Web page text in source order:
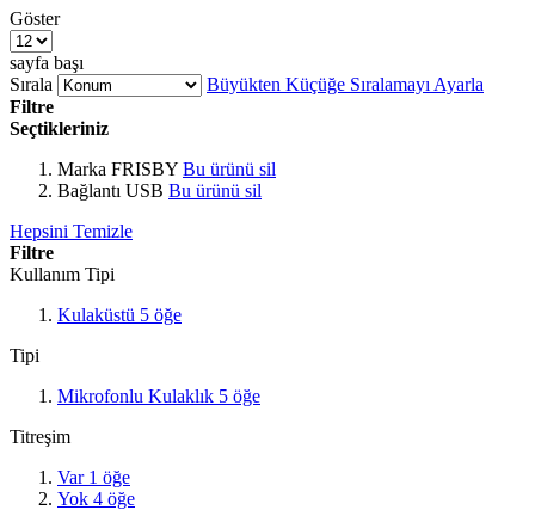
Göster
sayfa başı
Sırala
Büyükten Küçüğe Sıralamayı Ayarla
Filtre
Seçtikleriniz
Marka FRISBY Bu ürünü sil
Bağlantı USB Bu ürünü sil
Hepsini Temizle
Filtre
Kullanım Tipi
Kulaküstü 5 öğe
Tipi
Mikrofonlu Kulaklık 5 öğe
Titreşim
Var 1 öğe
Yok 4 öğe